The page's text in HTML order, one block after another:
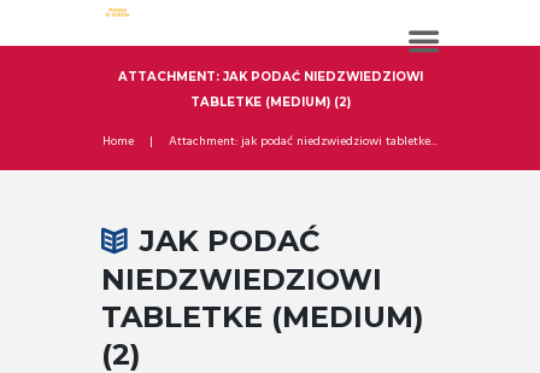
ATTACHMENT: JAK PODAĆ NIEDZWIEDZIOWI
TABLETKE (MEDIUM) (2)
Home Attachment: jak podać niedzwiedziowi tabletke...
JAK PODAĆ
NIEDZWIEDZIOWI
TABLETKE (MEDIUM)
(2)